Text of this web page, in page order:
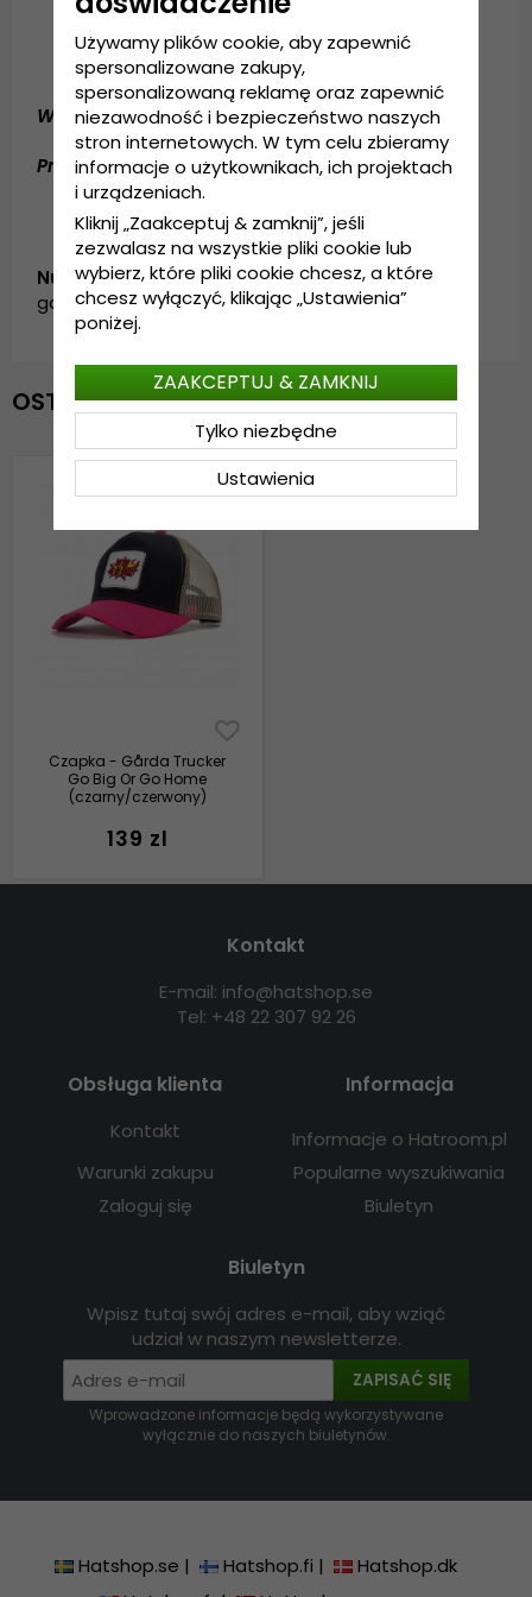
Regulacja z tyłu czapki
Wykonanie:Bawełna / Polyester
Przewodnik po rozmiarach:Rozmiar uniwersalny
Numer artykułu:
garda.cap.trucker.go-big-or-go-home
OSTATNIO OGLĄDANE
Czapka - Gårda Trucker
Go Big Or Go Home
(czarny/czerwony)
139 zl
Kontakt
E-mail: info@hatshop.se
Tel: +48 22 307 92 26
Obsługa klienta
Kontakt
Warunki zakupu
Zaloguj się
Informacja
Informacje o Hatroom.pl
Popularne wyszukiwania
Biuletyn
Biuletyn
Wpisz tutaj swój adres e-mail, aby wziąć
udział w naszym newsletterze.
ZAPISAĆ SIĘ
Wprowadzone informacje będą wykorzystywane
wyłącznie do naszych biuletynów.
Hatshop.se | Hatshop.fi |
Hatshop.dk
Używamy plików cookie, aby zapewnić
spersonalizowane zakupy,
spersonalizowaną reklamę oraz zapewnić
niezawodność i bezpieczeństwo naszych
stron internetowych. W tym celu zbieramy
informacje o użytkownikach, ich projektach
i urządzeniach.
Kliknij „Zaakceptuj & zamknij”, jeśli
zezwalasz na wszystkie pliki cookie lub
wybierz, które pliki cookie chcesz, a które
chcesz wyłączyć, klikając „Ustawienia”
poniżej.
Ustawienia
Tylko niezbędne
ZAAKCEPTUJ & ZAMKNIJ